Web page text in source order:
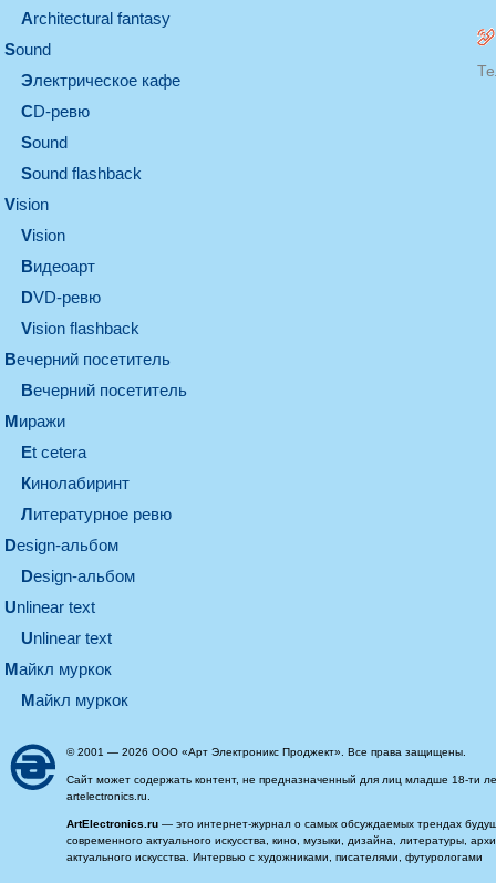
architectural fantasy
sound
электрическое кафе
CD-ревю
sound
Sound flashback
vision
vision
видеоарт
DVD-ревю
Vision flashback
вечерний посетитель
вечерний посетитель
миражи
et cetera
кинолабиринт
литературное ревю
design-альбом
design-альбом
unlinear text
Unlinear text
майкл муркок
майкл муркок
© 2001 — 2026 ООО «Арт Электроникс Проджект». Все права защищены.
Сайт может содержать контент, не предназначенный для лиц младше 18-ти
artelectronics.ru.
ArtElectronics.ru — это интернет-журнал о самых обсуждаемых трендах
современного актуального искусства, кино, музыки, дизайна, литературы,
актуального искусства. Интервью с художниками, писателями, футурологами